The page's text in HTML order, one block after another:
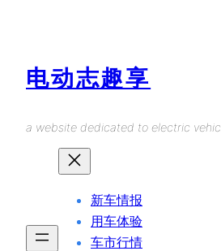
电动志趣享
a website dedicated to electric
新车情报
用车体验
车市行情